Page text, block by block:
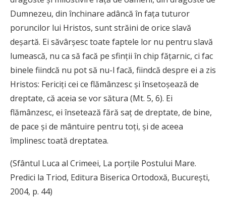
Dumnezeu, din închinare adâncă în faţa tuturor
poruncilor lui Hristos, sunt străini de orice slavă
deşartă. Ei săvârşesc toate faptele lor nu pentru slavă
lumească, nu ca să facă pe sfinţii în chip făţarnic, ci fac
binele fiindcă nu pot să nu-l facă, fiindcă despre ei a zis
Hristos: Fericiţi cei ce flămânzesc şi însetoșează de
dreptate, că aceia se vor sătura (Mt. 5, 6). Ei
flămânzesc, ei însetează fără saţ de dreptate, de bine,
de pace şi de mântuire pentru toţi, şi de aceea
împlinesc toată dreptatea.
(Sfântul Luca al Crimeei, La porțile Postului Mare.
Predici la Triod, Editura Biserica Ortodoxă, Bucureşti,
2004, p. 44)